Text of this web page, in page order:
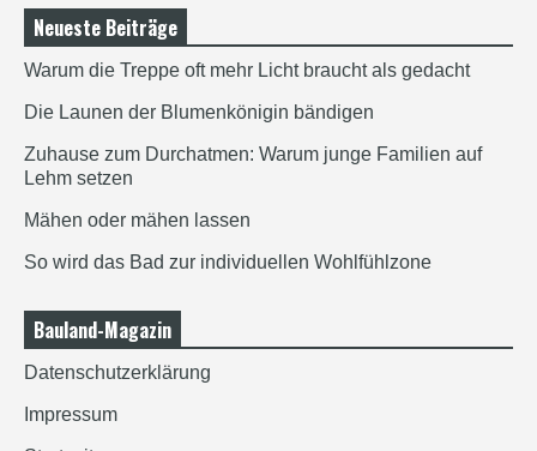
Neueste Beiträge
Warum die Treppe oft mehr Licht braucht als gedacht
Die Launen der Blumenkönigin bändigen
Zuhause zum Durchatmen: Warum junge Familien auf
Lehm setzen
Mähen oder mähen lassen
So wird das Bad zur individuellen Wohlfühlzone
Bauland-Magazin
Datenschutzerklärung
Impressum